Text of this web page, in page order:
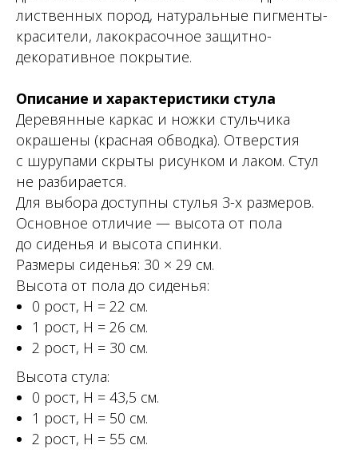
лиственных пород, натуральные пигменты-
красители, лакокрасочное защитно-
декоративное покрытие.
Описание и характеристики стула
Деревянные каркас и ножки стульчика
окрашены (красная обводка). Отверстия
с шурупами скрыты рисунком и лаком. Стул
не разбирается.
Для выбора доступны стулья 3-х размеров.
Основное отличие — высота от пола
до сиденья и высота спинки.
Размеры сиденья: 30 × 29 см.
Высота от пола до сиденья:
0 рост, Н = 22 см.
1 рост, Н = 26 см.
2 рост, Н = 30 см.
Высота стула:
0 рост, Н = 43,5 см.
1 рост, Н = 50 см.
2 рост, Н = 55 см.